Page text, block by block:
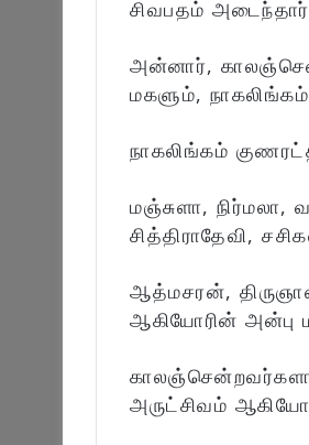
சிவபதம்
அன்னார்,
மகளும்,
நாகலிங்கம்
மஞ்சுளா,
சித்திராதேவி,
ஆத்மசரன்,
ஆகியோரின் அன்பு
அருட்சிவம்